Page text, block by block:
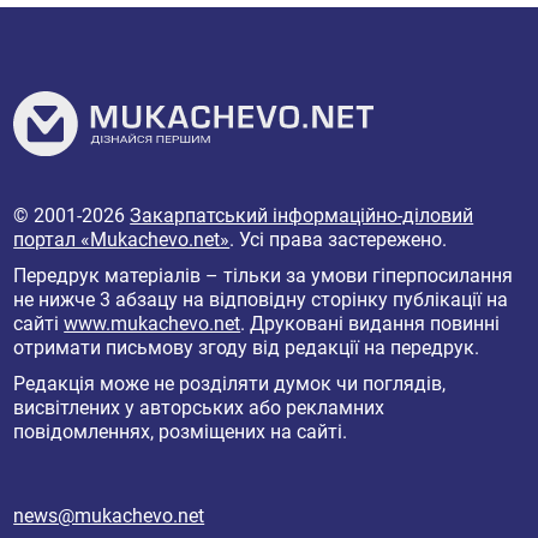
© 2001-2026Закарпатський інформаційно-діловий
портал «Mukachevo.net». Усі права застережено.
Передрук матеріалів – тільки за умови гіперпосилання
не нижче 3 абзацу на відповідну сторінку публікації на
сайтіwww.mukachevo.net. Друковані видання повинні
отримати письмову згоду від редакції на передрук.
Редакція може не розділяти думок чи поглядів,
висвітлених у авторських або рекламних
повідомленнях, розміщених на сайті.
news@mukachevo.net